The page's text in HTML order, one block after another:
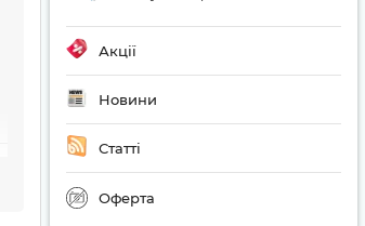
Акції
Новини
Статті
Оферта